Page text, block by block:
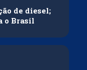
de diesel;
o Brasil